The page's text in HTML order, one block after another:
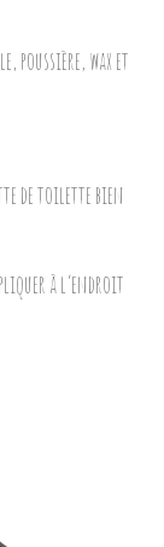
poussière, wax et
de toilette bien
à l’endroit